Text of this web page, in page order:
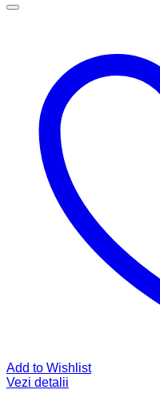
Add to Wishlist
Vezi detalii